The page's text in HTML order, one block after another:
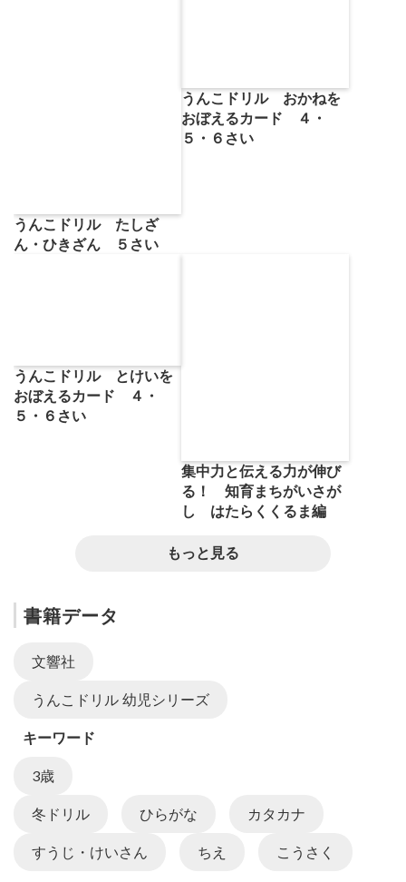
うんこドリル たしざ
ん・ひきざん ５さい
うんこドリル おかねを
おぼえるカード ４・
５・６さい
うんこドリル とけいを
おぼえるカード ４・
５・６さい
集中力と伝える力が伸び
る！ 知育まちがいさが
し はたらくくるま編
もっと見る
書籍データ
文響社
うんこドリル 幼児シリーズ
キーワード
3歳
冬ドリル ひらがな カタカナ
すうじ・けいさん ちえ こうさく